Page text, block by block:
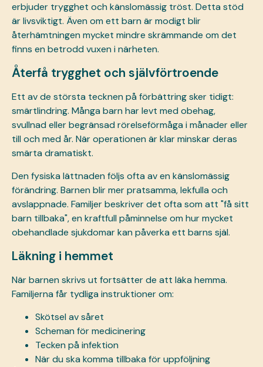
erbjuder trygghet och känslomässig tröst. Detta stöd
är livsviktigt. Även om ett barn är modigt blir
återhämtningen mycket mindre skrämmande om det
finns en betrodd vuxen i närheten.
Återfå trygghet och självförtroende
Ett av de största tecknen på förbättring sker tidigt:
smärtlindring. Många barn har levt med obehag,
svullnad eller begränsad rörelseförmåga i månader eller
till och med år. När operationen är klar minskar deras
smärta dramatiskt.
Den fysiska lättnaden följs ofta av en känslomässig
förändring. Barnen blir mer pratsamma, lekfulla och
avslappnade. Familjer beskriver det ofta som att "få sitt
barn tillbaka", en kraftfull påminnelse om hur mycket
obehandlade sjukdomar kan påverka ett barns själ.
Läkning i hemmet
När barnen skrivs ut fortsätter de att läka hemma.
Familjerna får tydliga instruktioner om:
Skötsel av såret
Scheman för medicinering
Tecken på infektion
När du ska komma tillbaka för uppföljning